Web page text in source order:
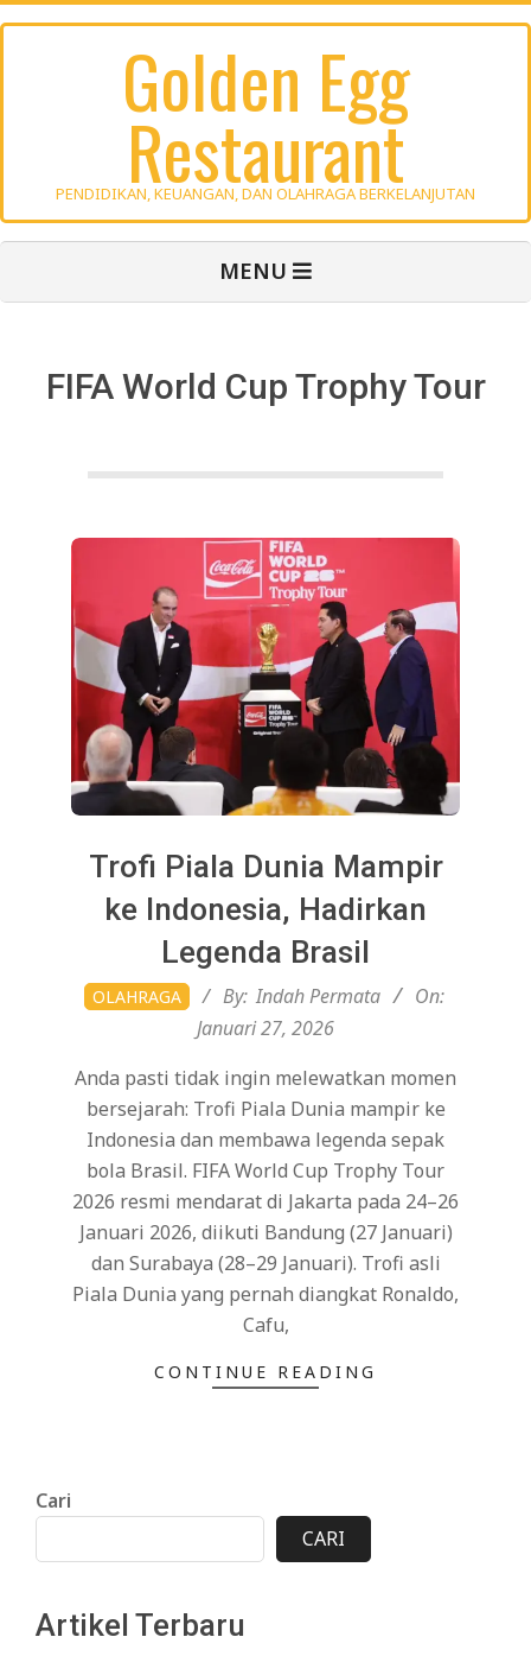
Skip
Golden Egg
Restaurant
PENDIDIKAN, KEUANGAN, DAN OLAHRAGA BERKELANJUTAN
MENU
FIFA World Cup Trophy Tour
Trofi Piala Dunia Mampir
ke Indonesia, Hadirkan
Legenda Brasil
2026-
01-
OLAHRAGA By: Indah Permata
On:
Januari 27, 2026
Anda pasti tidak ingin melewatkan momen
bersejarah: Trofi Piala Dunia mampir ke
Indonesia dan membawa legenda sepak
bola Brasil. FIFA World Cup Trophy Tour
2026 resmi mendarat di Jakarta pada 24–26
Januari 2026, diikuti Bandung (27 Januari)
dan Surabaya (28–29 Januari). Trofi asli
Piala Dunia yang pernah diangkat Ronaldo,
Cafu,
CONTINUE READING
Cari
CARI
Artikel Terbaru